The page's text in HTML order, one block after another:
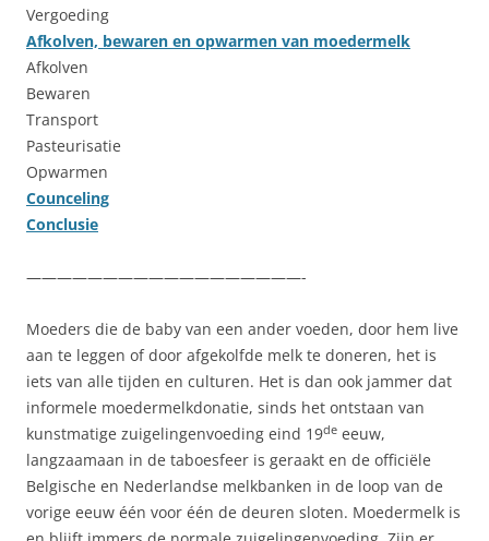
Vergoeding
Afkolven, bewaren en opwarmen van moedermelk
Afkolven
Bewaren
Transport
Pasteurisatie
Opwarmen
Counceling
Conclusie
——————————————————-
Moeders die de baby van een ander voeden, door hem live
aan te leggen of door afgekolfde melk te doneren, het is
iets van alle tijden en culturen. Het is dan ook jammer dat
informele moedermelkdonatie, sinds het ontstaan van
kunstmatige zuigelingenvoeding eind 19de eeuw,
langzaamaan in de taboesfeer is geraakt en de officiële
Belgische en Nederlandse melkbanken in de loop van de
vorige eeuw één voor één de deuren sloten. Moedermelk is